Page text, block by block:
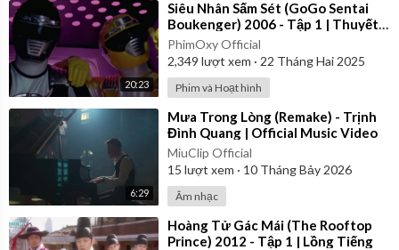
20:23
⁣Siêu Nhân Sấm Sét (GoGo Sentai
Boukenger) 2006 - Tập 1 | Thuyết
Minh
PhimOxy Official
2,349 lượt xem · 22 Tháng Hai 2025
Phim và Hoạt hình
6:29
⁣Mưa Trong Lòng (Remake) - Trịnh
Đình Quang | Official Music Video
MiuClip Official
15 lượt xem · 10 Tháng Bảy 2026
Âm nhạc
⁣Hoàng Tử Gác Mái (The Rooftop
Prince) 2012 - Tập 1 | Lồng Tiếng